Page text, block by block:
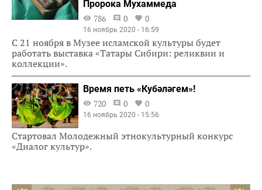
Пророка Мухаммеда
786
0 0
16 ноябрь 2020 - 16:59
С 21 ноября в Музее исламской культуры будет
работать выставка «Татары Сибири: реликвии и
коллекции».
Время петь «Кубәләгем»!
720
0 0
16 ноябрь 2020 - 15:56
Стартовал Молодежный этнокультурный конкурс
«Диалог культур».